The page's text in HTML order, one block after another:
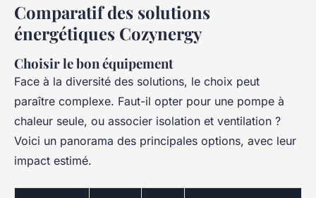
Comparatif des solutions
énergétiques Cozynergy
Choisir le bon équipement
Face à la diversité des solutions, le choix peut
paraître complexe. Faut-il opter pour une pompe à
chaleur seule, ou associer isolation et ventilation ?
Voici un panorama des principales options, avec leur
impact estimé.